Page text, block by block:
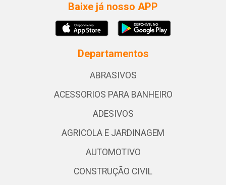
Baixe já nosso APP
Departamentos
ABRASIVOS
ACESSORIOS PARA BANHEIRO
ADESIVOS
AGRICOLA E JARDINAGEM
AUTOMOTIVO
CONSTRUÇÃO CIVIL